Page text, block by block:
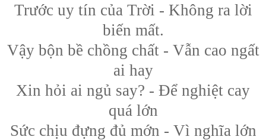
Trước uy tín của Trời - Không ra lời
biến mất.
Vậy bộn bề chồng chất - Vẫn cao ngất
ai hay
Xin hỏi ai ngủ say? - Để nghiệt cay
quá lớn
Sức chịu đựng đủ mớn - Vì nghĩa lớn